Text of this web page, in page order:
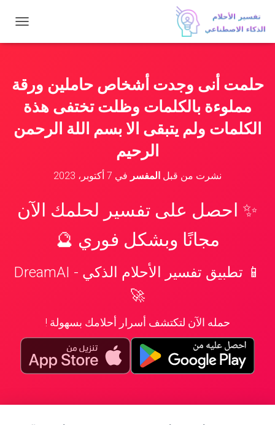
ب
ل
ا
ق
حلمت أنى وجدت أشخاص حاملين ورقة
مملوءة بالكلمات وظلت تختفى هذة
الكلمات ولم يتبقى الا بسم اللة الرحمن
الرحيم
نشرت من قبل المفسر في 7 أكتوبر، 2023
✨ احصل على تفسير لحلمك الآن
مجانًا وبشكل فوري 🔮
📱 تطبيق تفسير الأحلام الذكي - DreamAI
🚀
حمله الآن لتكتشف أسرار أحلامك بسهولة !